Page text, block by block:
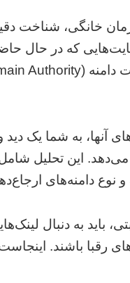
خانگی، شناخت
که در حال
آنها، به شما یک دید
می‌دهد. این تحلیل
نوع دامنه‌های
باید به دنبال
رقبا باشند.